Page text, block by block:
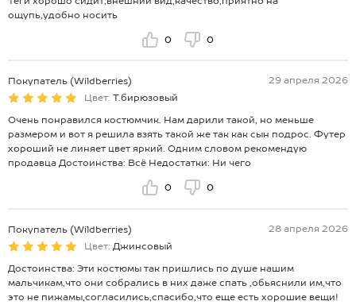
ощупь,удобно носить
0 0
Покупатель (Wildberries)
29 апреля 2026
Цвет: Т.бирюзовый
Очень понравился костюмчик. Нам дарили такой, но меньше
размером и вот я решила взять такой же так как сын подрос. Футер
хороший не линяет цвет яркий. Одним словом рекомендую
продавца Достоинства: Всё Недостатки: Ни чего
0 0
Покупатель (Wildberries)
28 апреля 2026
Цвет: Джинсовый
Достоинства: Эти костюмы так пришлись по душе нашим
мальчикам,что они собрались в них даже спать ,обьяснили им,что
это не пижамы,согласились,спасибо,что еще есть хорошие вещи!